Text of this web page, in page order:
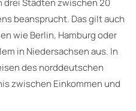
drei Städten zwischen 20
beansprucht. Das gilt auch
wie Berlin, Hamburg oder
in Niedersachsen aus. In
des norddeutschen
zwischen Einkommen und